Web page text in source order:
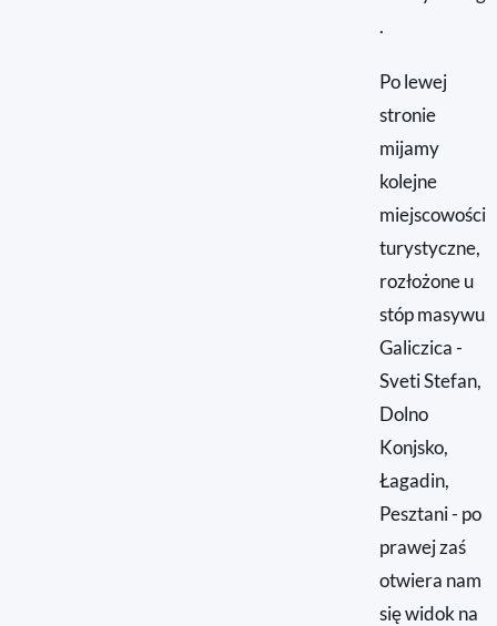
.
Po lewej
stronie
mijamy
kolejne
miejscowości
turystyczne,
rozłożone u
stóp masywu
Galiczica -
Sveti Stefan,
Dolno
Konjsko,
Łagadin,
Pesztani - po
prawej zaś
otwiera nam
się widok na